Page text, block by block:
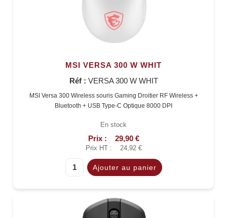
MSI VERSA 300 W WHIT
Réf : VERSA 300 W WHIT
MSI Versa 300 Wireless souris Gaming Droitier RF Wireless +
Bluetooth + USB Type-C Optique 8000 DPI
En stock
Prix : 29,90 €
Prix HT : 24,92 €